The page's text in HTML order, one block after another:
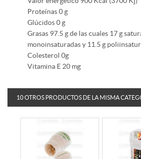
Proteínas 0 g
Glúcidos 0 g
Grasas 97.5 g de las cuales 17 g
monoinsaturadas y 11.5 g
Colesterol 0g
Vitamina E 20 mg
10 OTROS PRODUCTOS DE LA MISMA